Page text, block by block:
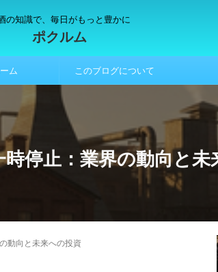
の知識で、毎日がもっと豊かに
ポクルム
ム このブログについて
停止：業界の動向と未
動向と未来への投資